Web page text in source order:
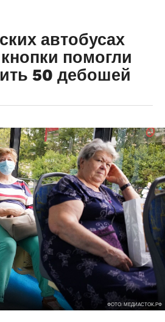
автобусах
помогли
50 дебошей
ФОТО: МЕДИАСТОК.РФ